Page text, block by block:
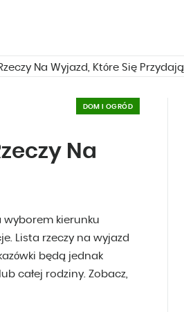
Na Wyjazd, Które Się Przydają
DOM I OGRÓD
Na
wyborem kierunku
Lista rzeczy na wyjazd
będą jednak
całej rodziny. Zobacz,